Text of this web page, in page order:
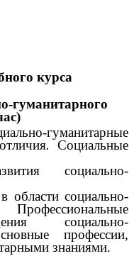
курса
гуманитарного
гуманитарные
. Социальные
социально-
области социально-
социально-
профессии,
знаниями.